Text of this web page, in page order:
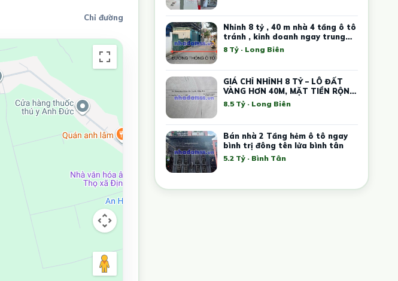
Chỉ đường
Nhỉnh 8 tỷ , 40 m nhà 4 tầng ô tô
tránh , kinh doanh ngay trung
tâm Việt Hưng
8 Tỷ · Long Biên
GIÁ CHỈ NHỈNH 8 TỶ – LÔ ĐẤT
VÀNG HƠN 40M, MẶT TIỀN RỘNG
– Ô TÔ TRÁNH, KINH DOANH
8.5 Tỷ · Long Biên
Bán nhà 2 Tầng hẻm ô tô ngay
bình trị đông tên lửa bình tân
5.2 Tỷ · Bình Tân